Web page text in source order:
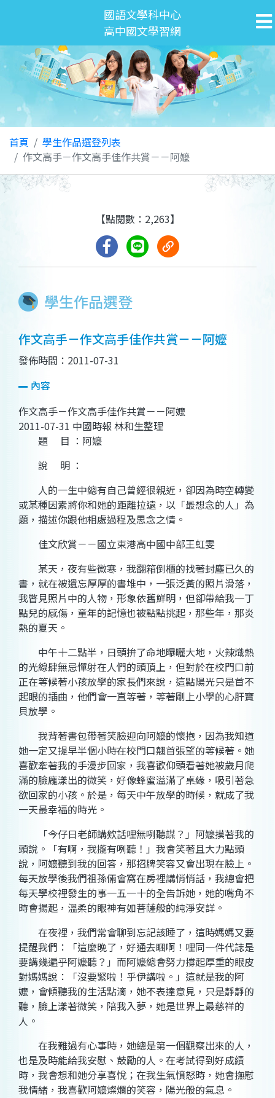
國語文學科中心
高中國文學習網
首頁
學生作品選登列表
作文高手－作文高手佳作共賞－－阿嬤
學生作品選登
【點閱數：2,263】
作文高手－作文高手佳作共賞－－阿嬤
發佈時間：2011-07-31
內容
作文高手－作文高手佳作共賞－－阿嬤
2011-07-31 中國時報 林和生整理
題 目 ：阿嬤
說 明 ：
人的一生中總有自己曾經很親近，卻因為時空轉變
或某種因素將你和她的距離拉遠，以「最想念的人」為
題，描述你跟他相處過程及思念之情。
佳文欣賞－－國立東港高中國中部王虹雯
某天，夜有些微寒，我翻箱倒櫃的找著封塵已久的
書，就在被遺忘厚厚的書堆中，一張泛黃的照片滑落，
我瞥見照片中的人物，形象依舊鮮明，但卻帶給我一丁
點兒的感傷，童年的記憶也被點點挑起，那些年，那炎
熱的夏天。
中午十二點半，日頭拚了命地曝曬大地，火辣熾熱
的光線肆無忌憚射在人們的頭頂上，但對於在校門口前
正在等候著小孩放學的家長們來說，這點陽光只是首不
起眼的插曲，他們會一直等著，等著剛上小學的心肝寶
貝放學。
我背著書包帶著笑臉迎向阿嬤的懷抱，因為我知道
她一定又提早半個小時在校門口翹首張望的等候著。她
喜歡牽著我的手漫步回家，我喜歡仰頭看著她被歲月爬
滿的臉龐漾出的微笑，好像蜂蜜溢滿了桌緣，吸引著急
欲回家的小孩。於是，每天中午放學的時候，就成了我
一天最幸福的時光。
「今仔日老師講欸話哩無咧聽謀？」阿嬤摸著我的
頭說。「有啊，我攏有咧聽！」我會笑著且大力點頭
說，阿嬤聽到我的回答，那招牌笑容又會出現在臉上。
每天放學後我們祖孫倆會窩在房裡講悄悄話，我總會把
每天學校裡發生的事一五一十的全告訴她，她的嘴角不
時會揚起，溫柔的眼神有如菩薩般的純淨安詳。
在夜裡，我們常會聊到忘記該睡了，這時媽媽又要
提醒我們：「這麼晚了，好通去睏啊！哩同一件代誌是
要講幾遍乎阿嬤聽？」而阿嬤總會努力撐起厚重的眼皮
對媽媽說：「沒要緊啦！乎伊講啦。」這就是我的阿
嬤，會傾聽我的生活點滴，她不表達意見，只是靜靜的
聽，臉上漾著微笑，陪我入夢，她是世界上最慈祥的
人。
在我難過有心事時，她總是第一個觀察出來的人，
也是及時能給我安慰、鼓勵的人。在考試得到好成績
時，我會想和她分享喜悅；在我生氣憤怒時，她會撫慰
我情緒，我喜歡阿嬤燦爛的笑容，陽光般的氣息。